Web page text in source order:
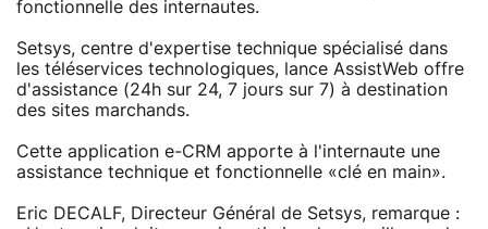
fonctionnelle des internautes.
Setsys, centre d'expertise technique spécialisé dans
les téléservices technologiques, lance AssistWeb offre
d'assistance (24h sur 24, 7 jours sur 7) à destination
des sites marchands.
Cette application e-CRM apporte à l'internaute une
assistance technique et fonctionnelle «clé en main».
Eric DECALF, Directeur Général de Setsys, remarque :